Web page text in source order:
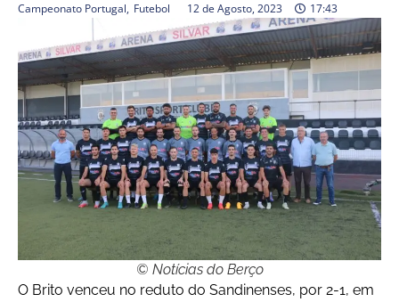
Campeonato Portugal, Futebol 12 de Agosto, 2023 17:43
© Notícias do Berço
O Brito venceu no reduto do Sandinenses, por 2-1, em